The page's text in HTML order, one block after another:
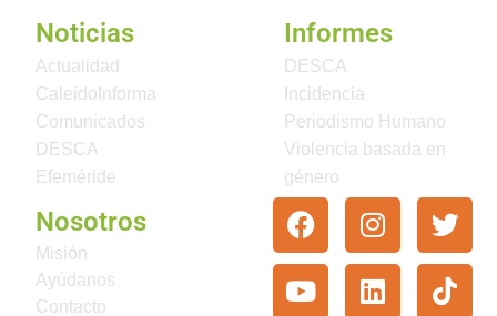
Noticias
Actualidad
CaleidoInforma
Comunicados
DESCA
Efeméride
Informes
DESCA
Incidencia
Periodismo Humano
Violencia basada en
género
Nosotros
Misión
Ayúdanos
Contacto